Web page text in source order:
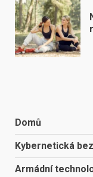
Domů
Kybernetická
Armádní